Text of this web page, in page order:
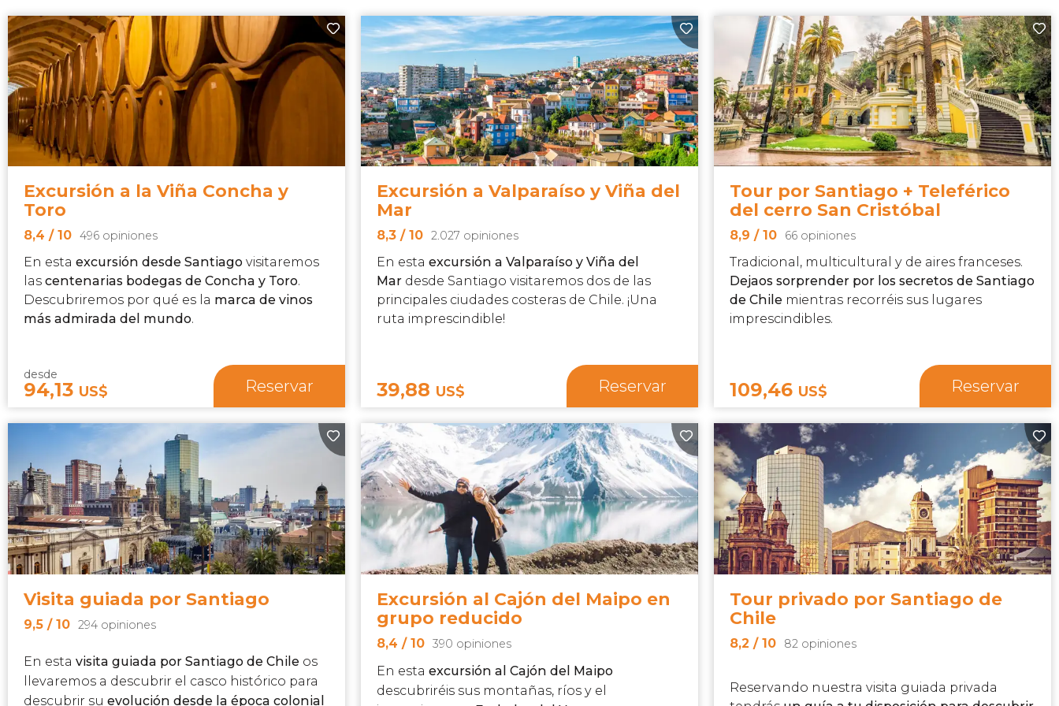
Excursión a la Viña Concha y
Toro
8,4/ 10 496 opiniones
En estaexcursión desde Santiago visitaremos
lascentenarias bodegas de Concha y Toro.
Descubriremos por qué es la marca de vinos
más admirada del mundo.
desde
94,13 US$ Reservar
Excursión a Valparaíso y Viña del
Mar
8,3 / 10 2.027 opiniones
En esta excursión a Valparaíso y Viña del
Mar desde Santiago visitaremos dos de las
principales ciudades costeras de Chile. ¡Una
ruta imprescindible!
39,88 US$ Reservar
Tour por Santiago + Teleférico
del cerro San Cristóbal
8,9 / 10 66 opiniones
Tradicional, multicultural y de aires franceses.
Dejaos sorprender por los secretos de Santiago
de Chile mientras recorréis sus lugares
imprescindibles.
109,46 US$ Reservar
Visita guiada por Santiago
9,5/ 10 294 opiniones
En estavisita guiada por Santiago de Chile os
llevaremos a descubrir el casco histórico para
descubrir suevolución desde la época colonial
Excursión al Cajón del Maipo en
grupo reducido
8,4 / 10 390 opiniones
En esta excursión al Cajón del Maipo
descubriréis sus montañas, ríos y el
Tour privado por Santiago de
Chile
8,2 / 10 82 opiniones
Reservando nuestra visita guiada privada